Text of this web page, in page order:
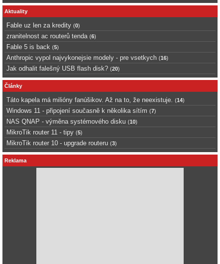
Aktuality
Fable uz len za kredity (0)
zranitelnost ac routerů tenda (6)
Fable 5 is back (5)
Anthropic vypol najvykonejsie modely - pre vsetkych (16)
Jak odhalit falešný USB flash disk? (20)
Články
Táto kapela má milióny fanúšikov. Až na to, že neexistuje. (14)
Windows 11 - připojení současně k několika sítím (7)
NAS QNAP - výměna systémového disku (10)
MikroTik router 11 - tipy (5)
MikroTik router 10 - upgrade routeru (3)
Reklama